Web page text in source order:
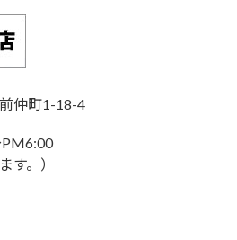
仲町1-18-4
す。）